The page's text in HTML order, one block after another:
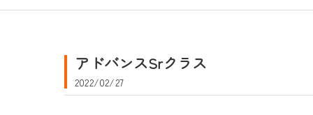
ストレッチ
アドバンスSrクラス
2022/02/27